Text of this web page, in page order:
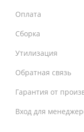
Оплата
Сборка
Утилизация
Обратная связь
Гарантия от
Вход для